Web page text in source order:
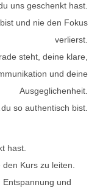
uns geschenkt hast.
und nie den Fokus
verlierst.
steht, deine klare,
und deine
Ausgeglichenheit.
so authentisch bist.
hast.
Kurs zu leiten.
und